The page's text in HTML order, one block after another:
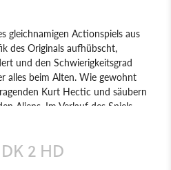
gleichnamigen Actionspiels aus
des Originals aufhübscht,
und den Schwierigkeitsgrad
alles beim Alten. Wie gewohnt
Kurt Hectic und säubern
Aliens. Im Verlauf des Spiels
etwa Max bis zu vier Waffen
2 HD